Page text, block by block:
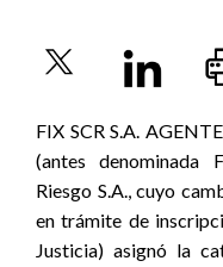
FIX SCR S.A.
(antes denominada
Riesgo S.A., cuyo
en trámite de
Justicia) asignó la